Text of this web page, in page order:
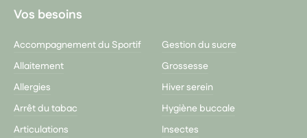
Vos besoins
Accompagnement du Sportif
Allaitement
Allergies
Arrêt du tabac
Articulations
Gestion du sucre
Grossesse
Hiver serein
Hygiène buccale
Insectes